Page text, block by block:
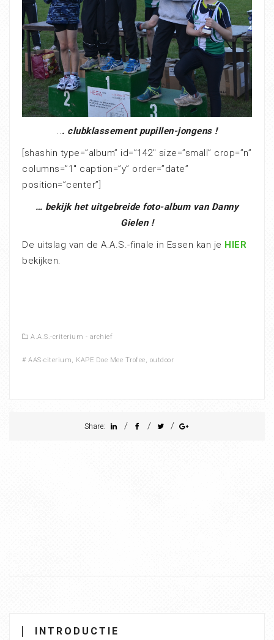
... clubklassement pupillen-jongens !
[shashin type=”album” id=”142″ size=”small” crop=”n”
columns=”1″ caption=”y” order=”date”
position=”center”]
… bekijk het uitgebreide foto-album van Danny
Gielen !
De uitslag van de A.A.S.-finale in Essen kan je HIER
bekijken.
A.A.S.-criterium - archief
# AAS-citerium, KAPE Doe Mee Trofee, outdoor
Share: / / /
INTRODUCTIE